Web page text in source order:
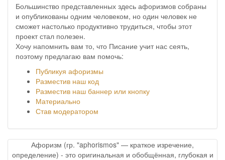
Большинство представленных здесь афоризмов собраны
и опубликованы одним человеком, но один человек не
сможет настолько продуктивно трудиться, чтобы этот
проект стал полезен.
Хочу напомнить вам то, что Писание учит нас сеять,
поэтому предлагаю вам помочь:
Публикуя афоризмы
Разместив наш код
Разместив наш баннер или кнопку
Материально
Став модератором
Афоризм (гр. "aphorismos" — краткое изречение,
определение) - это оригинальная и обобщённая, глубокая и